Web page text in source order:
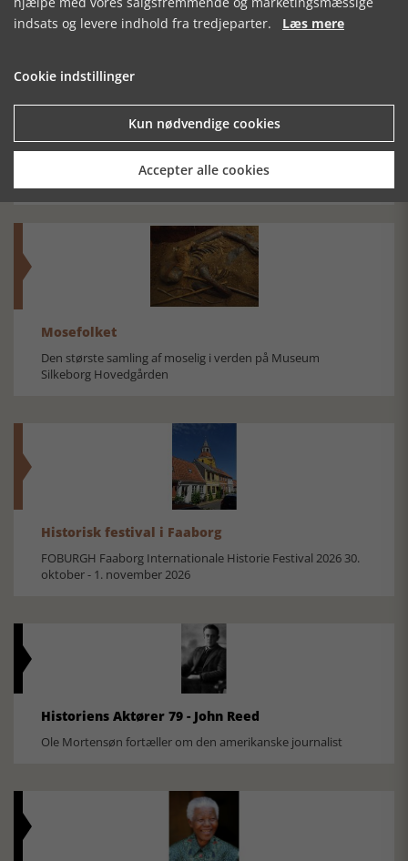
FROM
CHRISTIANSHAVN
BYER
DRONNINGENS.
Mosefolket
Den største samling af moselig i verden på Museum
Silkeborg Hovedgården
Historisk festival i Faaborg
FOBURGH Faaborg Internationale Historie Festival 2026 30.
oktober - 1. november 2026
Historiens Aktører 79 - John Reed
Ole Mortensøn fortæller om den amerikanske journalist
indsats og levere indhold fra tredjeparter. Læs mere
Cookie indstillinger
Kun nødvendige cookies
Accepter alle cookies